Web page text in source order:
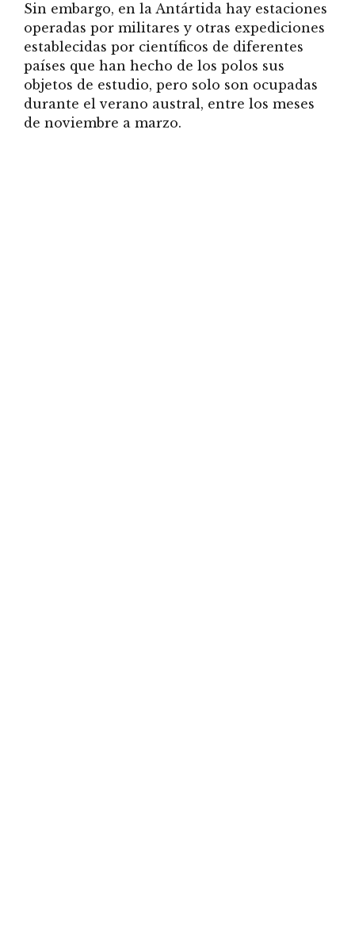
Sin embargo, en la Antártida hay estaciones
operadas por militares y otras expediciones
establecidas por científicos de diferentes
países que han hecho de los polos sus
objetos de estudio, pero solo son ocupadas
durante el verano austral, entre los meses
de noviembre a marzo.